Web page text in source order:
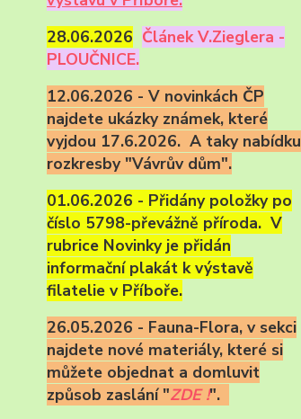
28.06.2026 Článek V.Zieglera -
PLOUČNICE.
12.06.2026 - V novinkách ČP
najdete ukázky známek, které
vyjdou 17.6.2026. A taky nabídku
rozkresby "Vávrův dům".
01.06.2026 - Přidány položky po
číslo 5798-převážně příroda. V
rubrice Novinky je přidán
informační plakát k výstavě
filatelie v Příboře.
26.05.2026 - Fauna-Flora, v sekci
najdete nové materiály, které si
můžete objednat a domluvit
způsob zaslání "ZDE !".